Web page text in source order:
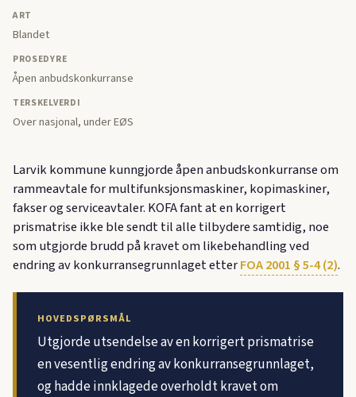
ART
Blandet
PROSEDYRE
Åpen anbudskonkurranse
TERSKELVERDI
Over nasjonal, under EØS
Larvik kommune kunngjorde åpen anbudskonkurranse om
rammeavtale for multifunksjonsmaskiner, kopimaskiner,
fakser og serviceavtaler. KOFA fant at en korrigert
prismatrise ikke ble sendt til alle tilbydere samtidig, noe
som utgjorde brudd på kravet om likebehandling ved
endring av konkurransegrunnlaget etterFOA 2001 § 5-4 (2).
HOVEDSPØRSMÅL
Utgjorde utsendelse av en korrigert prismatrise
en vesentlig endring av konkurransegrunnlaget,
og hadde innklagede overholdt kravet om